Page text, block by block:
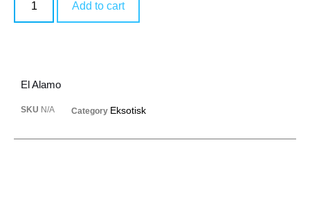
Add to cart
El Alamo
SKU N/A Category Eksotisk